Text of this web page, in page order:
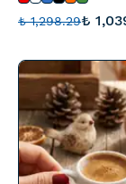
₺ 1,298.29₺